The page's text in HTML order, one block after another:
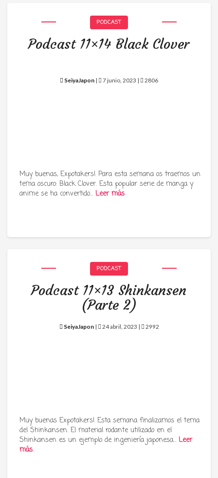
PODCAST
Podcast 11×14 Black Clover
SeiyaJapon | 7 junio, 2023 | 2806
Muy buenas, Expotakers! Para esta semana os traemos un
tema oscuro: Black Clover. Esta popular serie de manga y
anime se ha convertido… Leer más
PODCAST
Podcast 11×13 Shinkansen
(Parte 2)
SeiyaJapon| 24 abril, 2023 | 2992
Muy buenas Expotakers! Esta semana finalizamos el tema
del Shinkansen. El material rodante utilizado en el
Shinkansen es un ejemplo de ingeniería japonesa… Leer
más